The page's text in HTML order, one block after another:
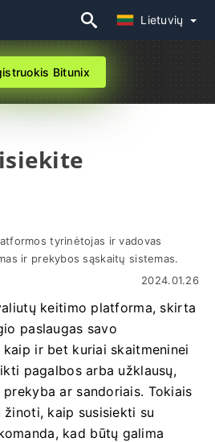
Lietuvių
Bitunix
tyrinėtojas ir vadovas
ir prekybos sąskaitų sistemas.
2024.01.26
keitimo platforma, skirta
paslaugas savo
ir bet kuriai skaitmeninei
pagalbos arba užklausų,
ar sandoriais. Tokiais
kaip susisiekti su
kad būtų galima